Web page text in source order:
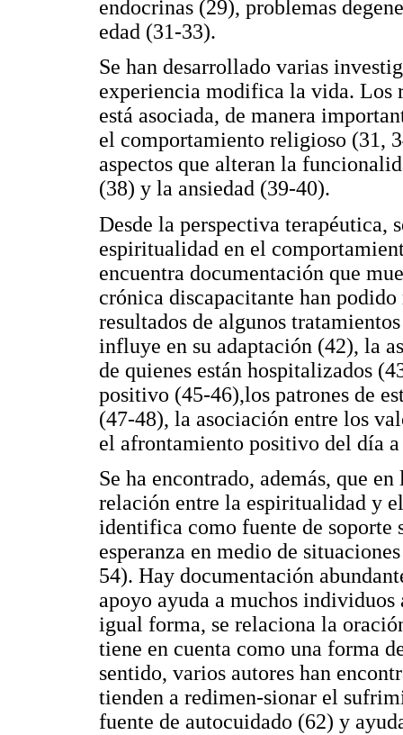
endocrinas (29), problemas
edad (31-33).
Se han desarrollado varias
experiencia modifica la vida. Los
está asociada, de manera
el comportamiento religioso (31,
aspectos que alteran la
(38) y la ansiedad (39-40).
Desde la perspectiva terapéutica,
espiritualidad en el
encuentra documentación que
crónica discapacitante han
resultados de algunos
influye en su adaptación (42), la
de quienes están hospitalizados
positivo (45-46),los patrones de
(47-48), la asociación entre los
el afrontamiento positivo del día
Se ha encontrado, además, que
relación entre la espiritualidad y
identifica como fuente de soporte
esperanza en medio de
54). Hay documentación
apoyo ayuda a muchos
igual forma, se relaciona la
tiene en cuenta como una forma
sentido, varios autores han
tienden a redimen-sionar el
fuente de autocuidado (62) y